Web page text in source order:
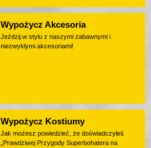
Wypożycz Akcesoria
Jeździj w stylu z naszymi zabawnymi i
niezwykłymi akcesoriami!
Wypożycz Kostiumy
Jak możesz powiedzieć, że doświadczyłeś
„Prawdziwej Przygody Superbohatera na